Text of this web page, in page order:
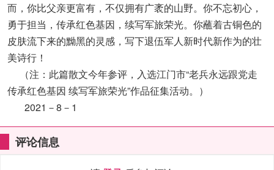
而，你比父亲更富有，不仅拥有广袤的山野。你不忘初心，
勇于担当，传承红色基因，续写军旅荣光。你蘸着古铜色的
皮肤流下来的黝黑的灵感，写下退伍军人新时代新作为的壮
美诗行！
（注：此篇散文今年参评，入选江门市“老兵永远跟党走
传承红色基因 续写军旅荣光”作品征集活动。）
2021－8－1
评论信息